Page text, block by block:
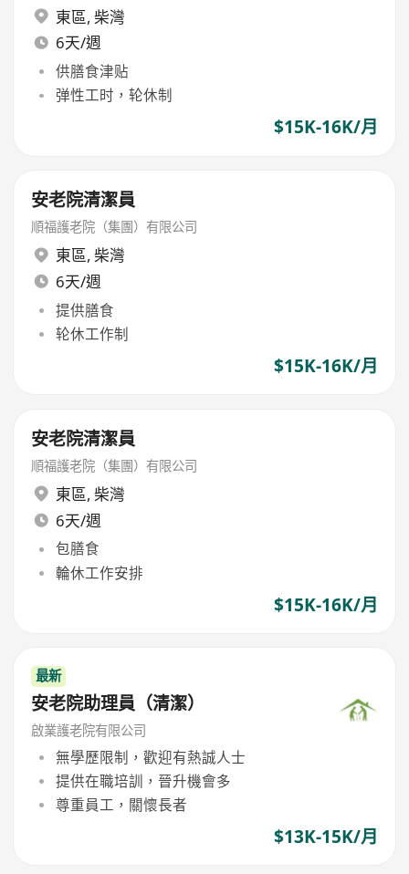
東區, 柴灣
6天/週
供膳食津贴
弹性工时，轮休制
$15K-16K/月
安老院清潔員
順福護老院（集團）有限公司
東區, 柴灣
6天/週
提供膳食
轮休工作制
$15K-16K/月
安老院清潔員
順福護老院（集團）有限公司
東區, 柴灣
6天/週
包膳食
輪休工作安排
$15K-16K/月
最新
安老院助理員（清潔）
啟業護老院有限公司
無學歷限制，歡迎有熱誠人士
提供在職培訓，晉升機會多
尊重員工，關懷長者
$13K-15K/月